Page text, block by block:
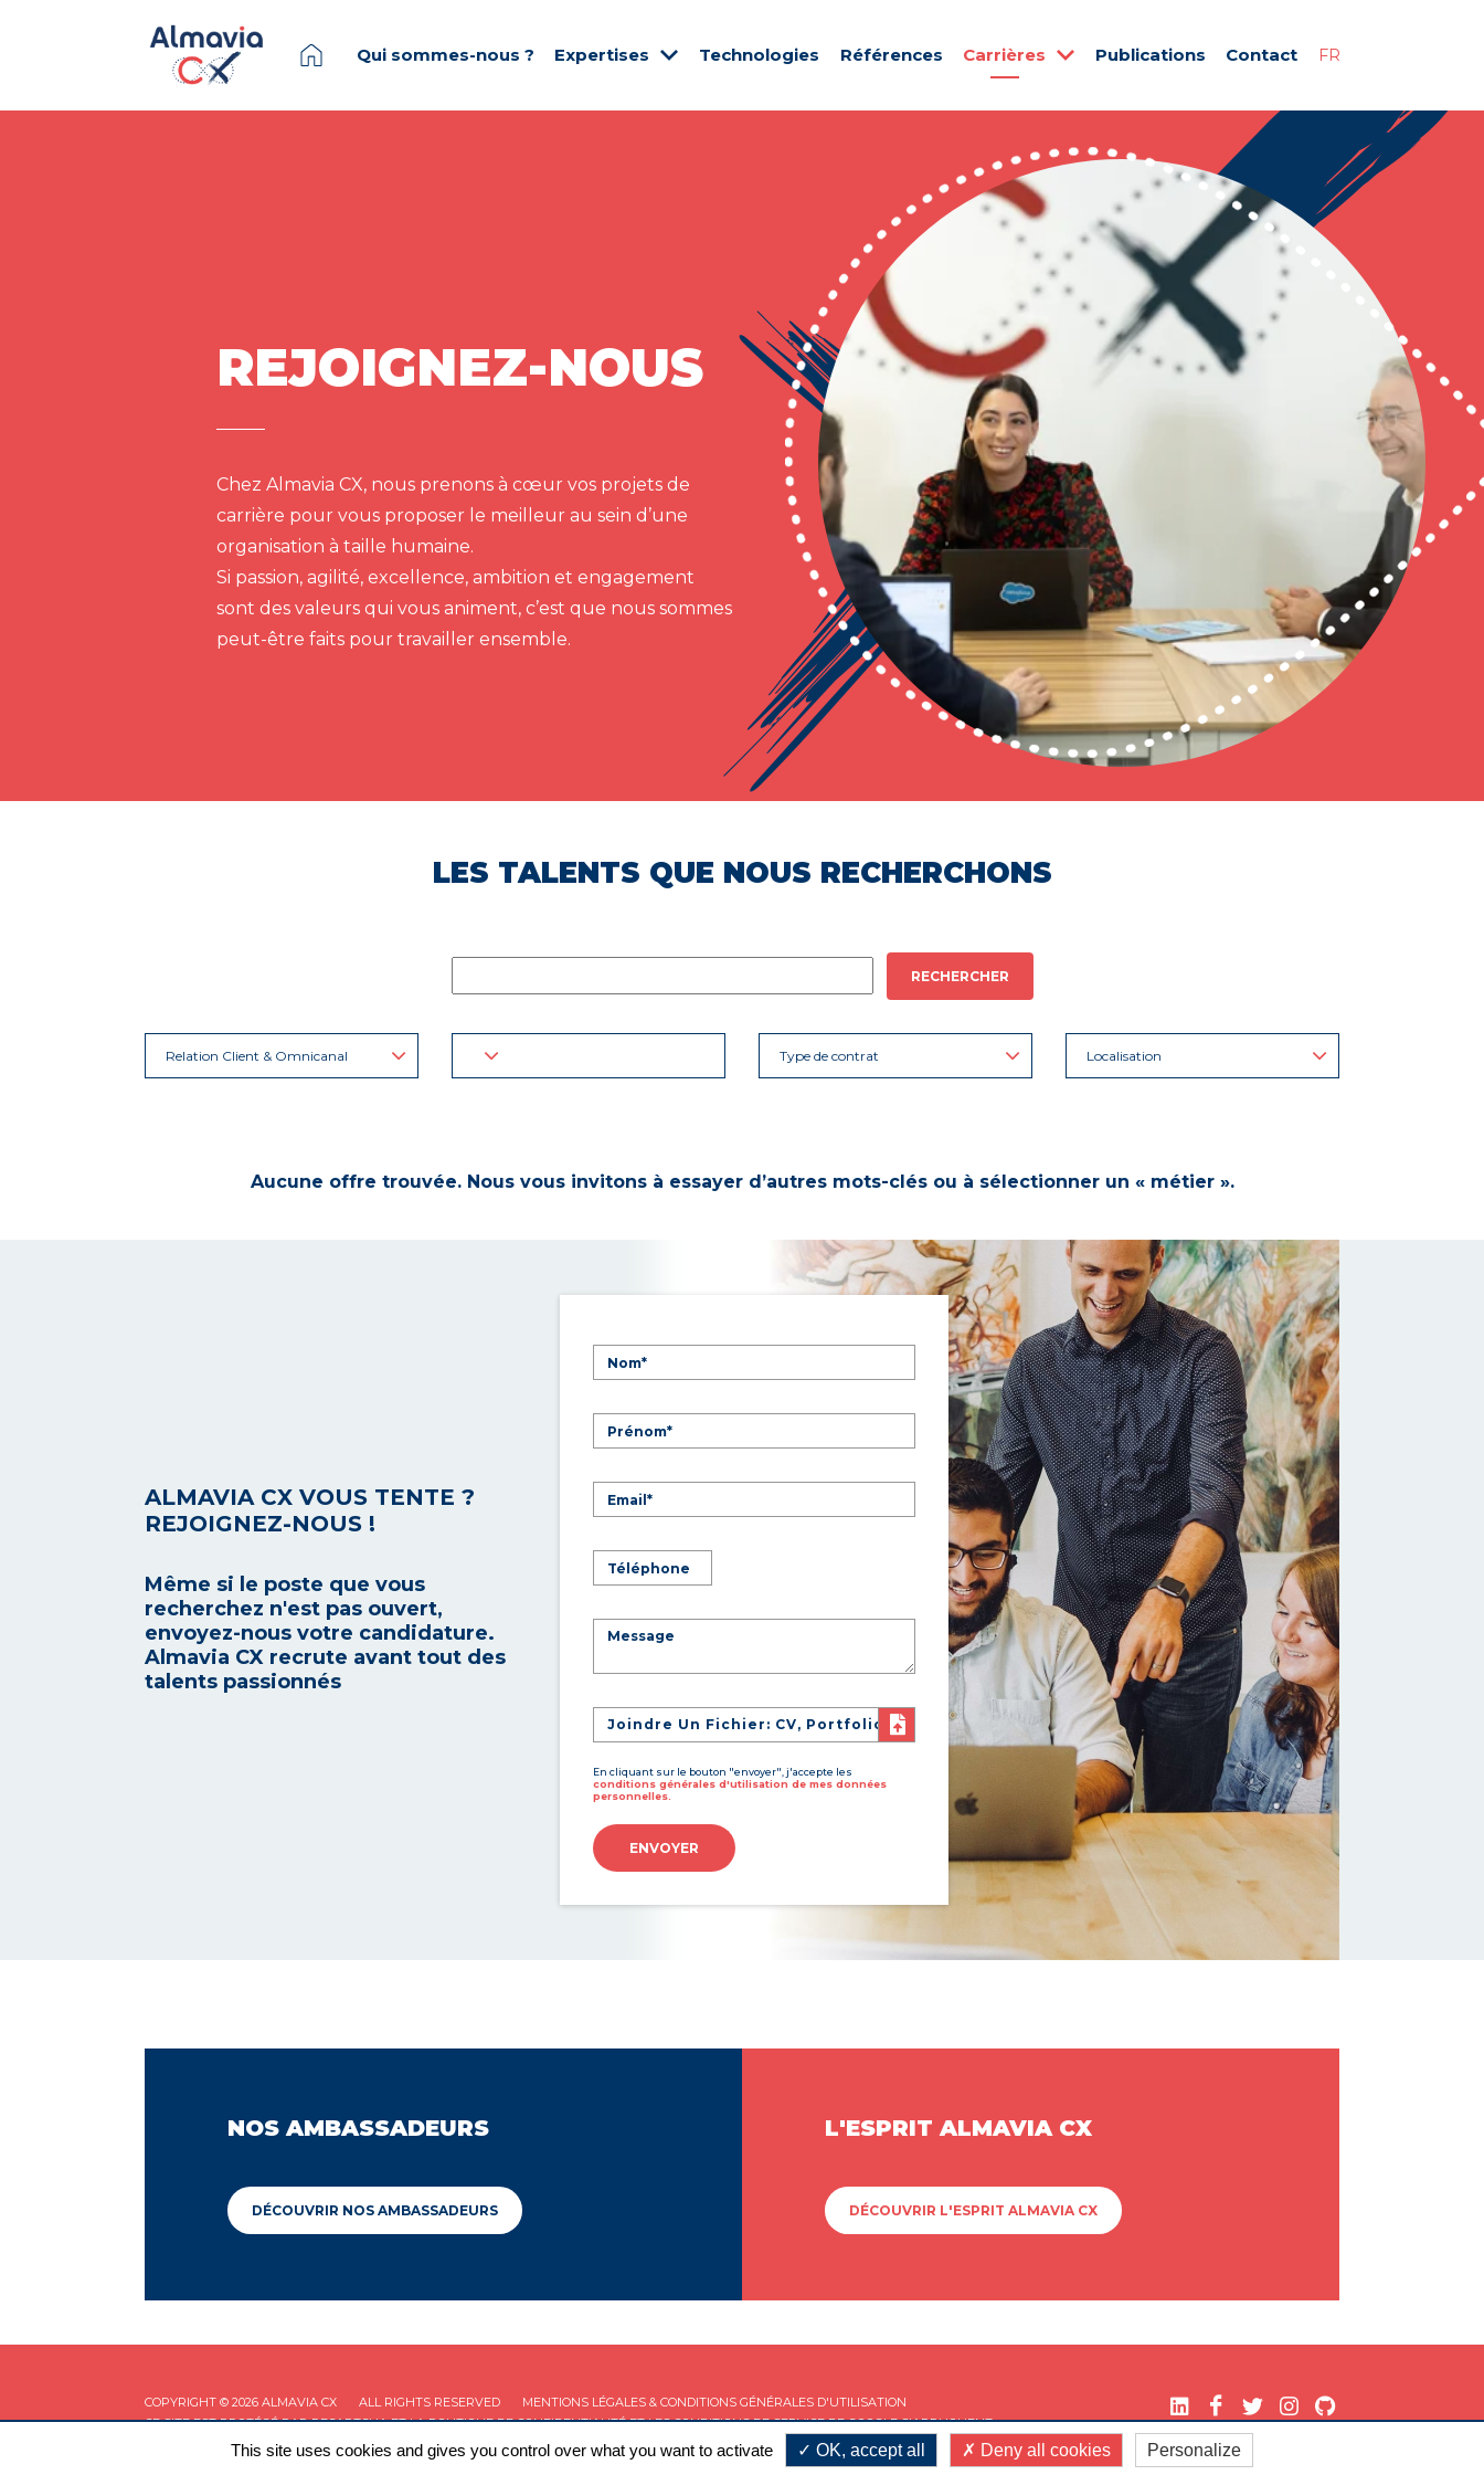
Qui sommes-nous ? Expertises Technologies Références Carrières Publications Contact FR
REJOIGNEZ-NOUS
Chez Almavia CX, nous prenons à cœur vos projets de
carrière pour vous proposer le meilleur au sein d’une
organisation à taille humaine.
Si passion, agilité, excellence, ambition et engagement
sont des valeurs qui vous animent, c’est que nous sommes
peut-être faits pour travailler ensemble.
LES TALENTS QUE NOUS RECHERCHONS
RECHERCHER
Relation Client & Omnicanal Type de contrat Localisation
Aucune offre trouvée. Nous vous invitons à essayer d’autres mots-clés ou à sélectionner un « métier ».
ALMAVIA CX VOUS TENTE ?
REJOIGNEZ-NOUS !
Même si le poste que vous
recherchez n'est pas ouvert,
envoyez-nous votre candidature.
Almavia CX recrute avant tout des
talents passionnés
Joindre Un Fichier: CV, Portfolio
En cliquant sur le bouton "envoyer", j'accepte les
conditions générales d'utilisation de mes données
personnelles.
ENVOYER
NOS AMBASSADEURS
DÉCOUVRIR NOS AMBASSADEURS
L'ESPRIT ALMAVIA CX
DÉCOUVRIR L'ESPRIT ALMAVIA CX
COPYRIGHT © 2026 ALMAVIA CX ALL RIGHTS RESERVED
MENTIONS LÉGALES & CONDITIONS GÉNÉRALES D'UTILISATION
CE SITE EST PROTÉGÉ PAR RECAPTCHA ET LAPOLITIQUE DE CONFIDENTIALITÉET LESCONDITIONS DE SERVICEDE GOOGLE S'APPLIQUENT.
This site uses cookies and gives you control over what you want to activate OK, accept all Deny all cookies Personalize